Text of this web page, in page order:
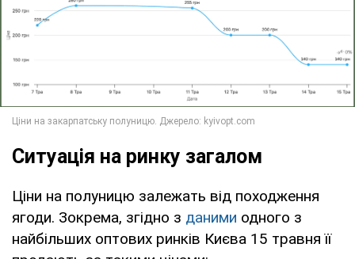
Ситуація на ринку загалом
Ціни на полуницю залежать від походження
ягоди. Зокрема, згідно з даними одного з
найбільших оптових ринків Києва 15 травня її